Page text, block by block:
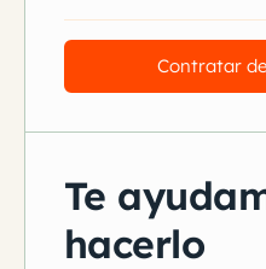
Contratar
Te
hacerlo